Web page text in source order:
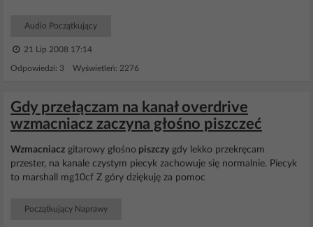
Audio Początkujący
21 Lip 2008 17:14
Odpowiedzi: 3 Wyświetleń: 2276
Gdy przełączam na kanał overdrive
wzmacniacz zaczyna głośno piszczeć
Wzmacniacz gitarowy głośno piszczy gdy lekko przekręcam
przester, na kanale czystym piecyk zachowuje się normalnie. Piecyk
to marshall mg10cf Z góry dziękuję za pomoc
Początkujący Naprawy